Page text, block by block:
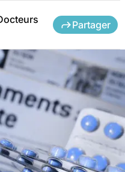
Partager